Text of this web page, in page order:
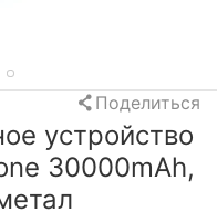
Поделиться
устройство
30000mAh,